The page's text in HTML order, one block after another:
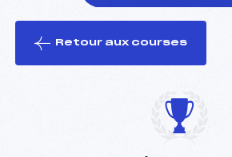
le ski
Retour aux courses